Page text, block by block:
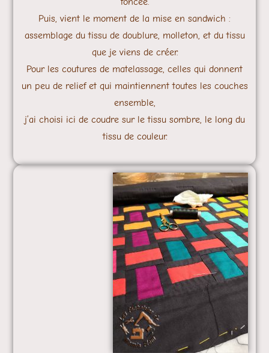
Puis, vient le moment de la mise en sandwich :
assemblage du tissu de doublure, molleton, et du tissu
que je viens de créer.
Pour les coutures de matelassage, celles qui donnent
un peu de relief et qui maintiennent toutes les couches
ensemble,
j’ai choisi ici de coudre sur le tissu sombre, le long du
tissu de couleur.